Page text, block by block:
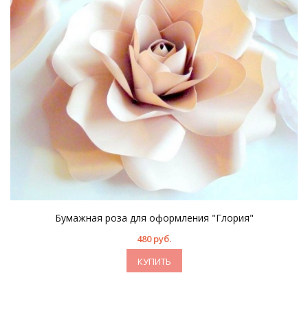
Бумажная роза для оформления "Глория"
480 руб.
КУПИТЬ